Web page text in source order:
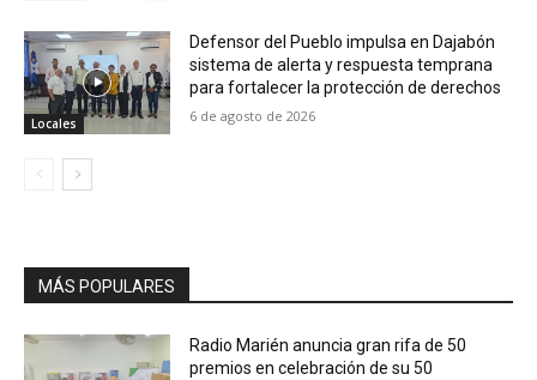
Locales
Defensor del Pueblo impulsa en Dajabón
sistema de alerta y respuesta temprana
para fortalecer la protección de derechos
6 de agosto de 2026
MÁS POPULARES
Radio Marién anuncia gran rifa de 50
premios en celebración de su 50